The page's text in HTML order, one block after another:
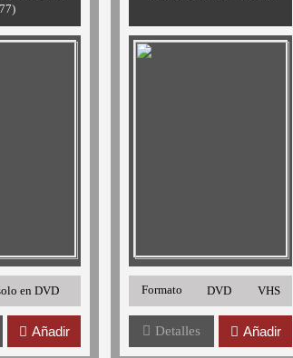
en DVD
Añadir
Formato DVD VHS
Detalles Añadir